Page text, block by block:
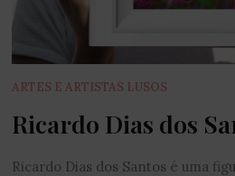
ARTES E ARTISTAS LUSOS
Ricardo Dias dos
Ricardo Dias dos Santos é uma